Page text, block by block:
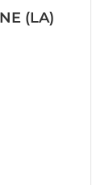
(LA)